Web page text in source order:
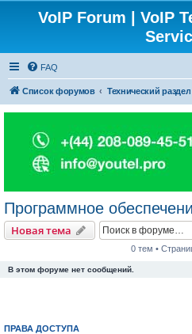
VoIP Forum | VoIP
FAQ
Список форумов Технический раздел
Программное
Новая тема
0 тем •
В этом форуме нет сообщений.
ПРАВА ДОСТУПА